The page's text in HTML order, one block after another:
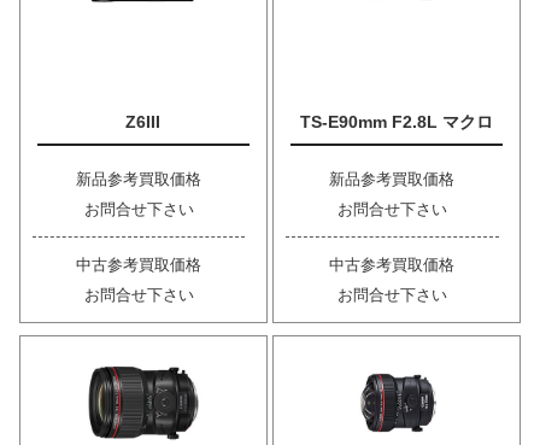
Z6III
新品参考買取価格
お問合せ下さい
中古参考買取価格
お問合せ下さい
TS-E90mm F2.8L マクロ
新品参考買取価格
お問合せ下さい
中古参考買取価格
お問合せ下さい